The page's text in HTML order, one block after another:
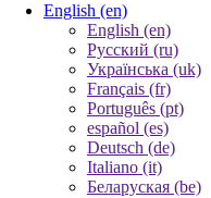
English (en)
English (en)
Русский (ru)
Українська (uk)
Français (fr)
Português (pt)
español (es)
Deutsch (de)
Italiano (it)
Беларуская (be)